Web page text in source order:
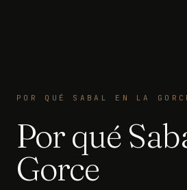
POR QUÉ SABAL EN LA
Por qué
Gorce